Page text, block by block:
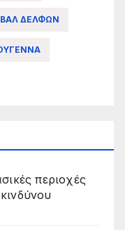
ΔΕΛΦΩΝ
περιοχές